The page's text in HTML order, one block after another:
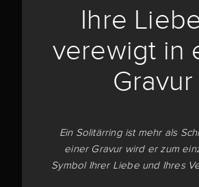
Ihre
verewigt in
Gravur
Ein Solitärring ist mehr als
einer Gravur wird er zum
Symbol Ihrer Liebe und Ihres